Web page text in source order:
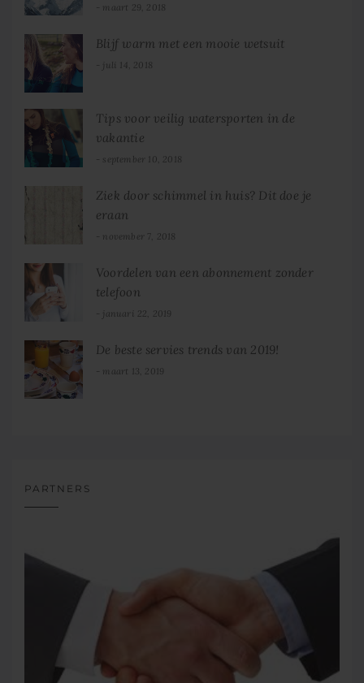
maart 29, 2018
Blijf warm met een mooie wetsuit
juli 14, 2018
Tips voor veilig watersporten in de
vakantie
september 10, 2018
Ziek door schimmel in huis? Dit doe je
eraan
november 7, 2018
Voordelen van een abonnement zonder
telefoon
januari 22, 2019
De beste servies trends van 2019!
maart 13, 2019
PARTNERS